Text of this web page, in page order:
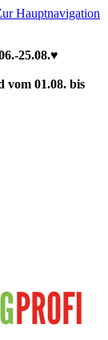
Hauptnavigation
25.08.♥
vom 01.08. bis